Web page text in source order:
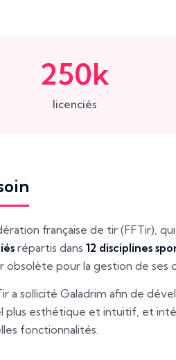
250k
licenciés
française de tir (FFTir),
répartis dans 12 disciplines
obsolète pour la gestion de ses
a sollicité Galadrim afin de
plus esthétique et intuitif, et
fonctionnalités.